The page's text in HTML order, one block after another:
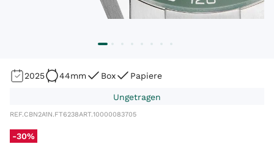
2025 44mm Box Papiere
Ungetragen
REF.CBN2A1N.FT6238ART.10000083705
-30%